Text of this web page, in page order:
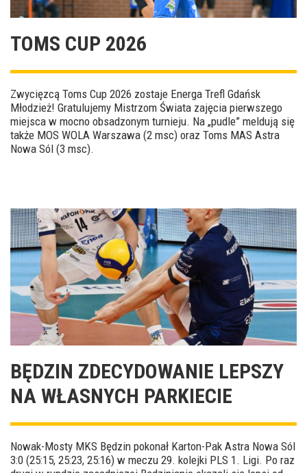
TOMS CUP 2026
Zwycięzcą Toms Cup 2026 zostaje Energa Trefl Gdańsk
Młodzież! Gratulujemy Mistrzom Świata zajęcia pierwszego
miejsca w mocno obsadzonym turnieju. Na „pudle” meldują się
także MOS WOLA Warszawa (2 msc) oraz Toms MAS Astra
Nowa Sól (3 msc).
BĘDZIN ZDECYDOWANIE LEPSZY
NA WŁASNYCH PARKIECIE
Nowak-Mosty MKS Będzin pokonał Karton-Pak Astra Nowa Sól
3:0 (25:15, 25:23, 25:16) w meczu 29. kolejki PLS 1. Ligi. Po raz